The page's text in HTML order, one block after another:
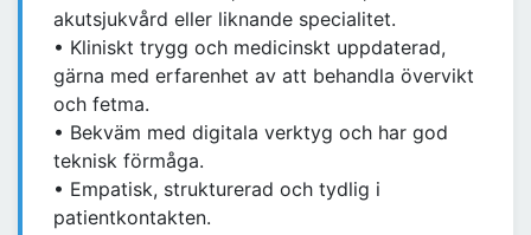
akutsjukvård eller liknande specialitet.
• Kliniskt trygg och medicinskt uppdaterad,
gärna med erfarenhet av att behandla övervikt
och fetma.
• Bekväm med digitala verktyg och har god
teknisk förmåga.
• Empatisk, strukturerad och tydlig i
patientkontakten.